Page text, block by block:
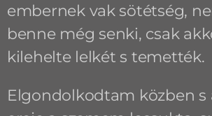
embernek vak sötétség,
benne még senki, csak
kilehelte lelkét s temették.
Elgondolkodtam közben s